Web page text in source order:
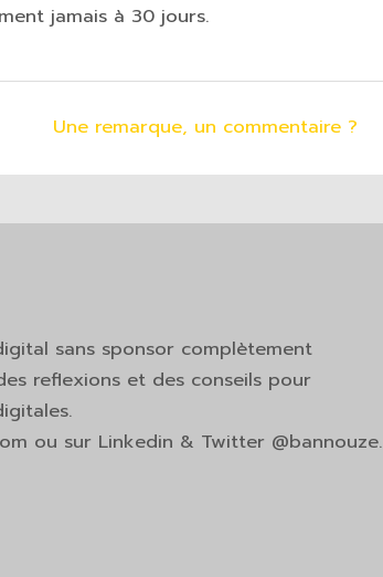
jamais à 30 jours.
Une remarque, un commentaire ?
sans sponsor complètement
reflexions et des conseils pour
ou sur Linkedin & Twitter @bannouze.